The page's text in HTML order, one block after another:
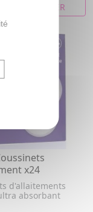
AU PANIER
x24
d'allaitements
absorbant